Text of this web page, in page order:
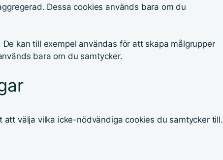
Dessa cookies används bara om du
kan till exempel användas för att skapa målgrupper
bara om du samtycker.
välja vilka icke-nödvändiga cookies du samtycker till.